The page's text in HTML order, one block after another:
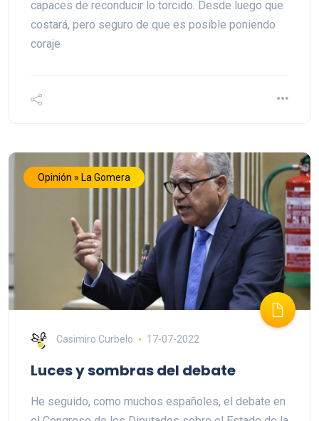
capaces de reconducir lo torcido. Desde luego que
costará, pero seguro de que es posible poniendo
coraje
Opinión » La Gomera
Casimiro Curbelo 17-07-2022
Luces y sombras del debate
He seguido, como muchos españoles, el debate en